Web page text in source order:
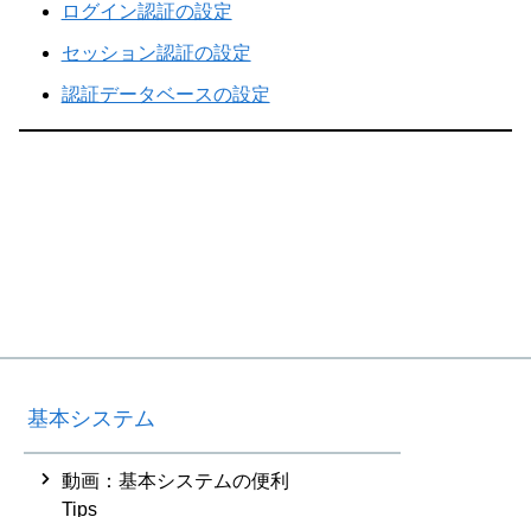
ログイン認証の設定
セッション認証の設定
認証データベースの設定
基本システム
動画：基本システムの便利
Tips